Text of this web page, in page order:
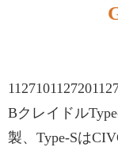
Bクレイドル
製、Type-Sは